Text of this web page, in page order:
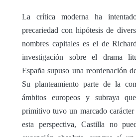
La crítica moderna ha
precariedad con hipótesis de
nombres capitales es el de
investigación sobre el drama
España supuso una reordenación
Su planteamiento parte de la
ámbitos europeos y subraya
primitivo tuvo un marcado
esta perspectiva, Castilla no